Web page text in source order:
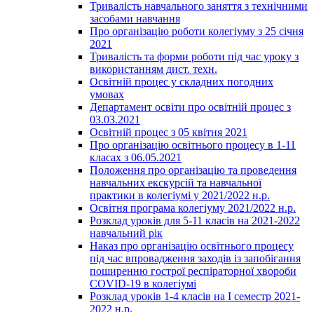
Тривалість навчального заняття з технічними
засобами навчання
Про організацію роботи колегіуму з 25 січня
2021
Тривалість та форми роботи під час уроку з
використанням дист. техн.
Освітній процес у складних погодних
умовах
Департамент освіти про освітній процес з
03.03.2021
Освітній процес з 05 квітня 2021
Про організацію освітнього процесу в 1-11
класах з 06.05.2021
Положення про організацію та проведення
навчальних екскурсій та навчальної
практики в колегіумі у 2021/2022 н.р.
Освітня програма колегіуму 2021/2022 н.р.
Розклад уроків для 5-11 класів на 2021-2022
навчальний рік
Наказ про організацію освітнього процесу
під час впровадження заходів із запобігання
поширенню гострої респіраторної хвороби
COVID-19 в колегіумі
Розклад уроків 1-4 класів на І семестр 2021-
2022 н.р.